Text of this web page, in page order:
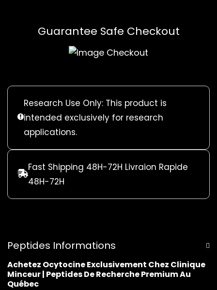
Guarantee Safe Checkout
Research Use Only: This product is
intended exclusively for research
applications.
Fast Shipping 48H-72H Livraion Rapide
48H-72H
Peptides Informations
Achetez Ocytocine Exclusivement Chez Clinique
Minceur | Peptides De Recherche Premium Au
Québec